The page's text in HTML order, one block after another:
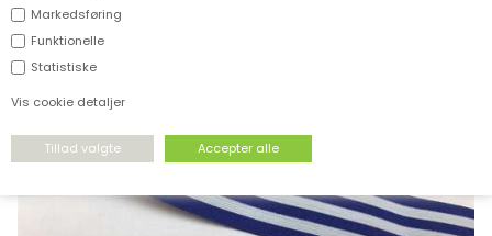
Markedsføring
Funktionelle
Statistiske
Vis cookie detaljer